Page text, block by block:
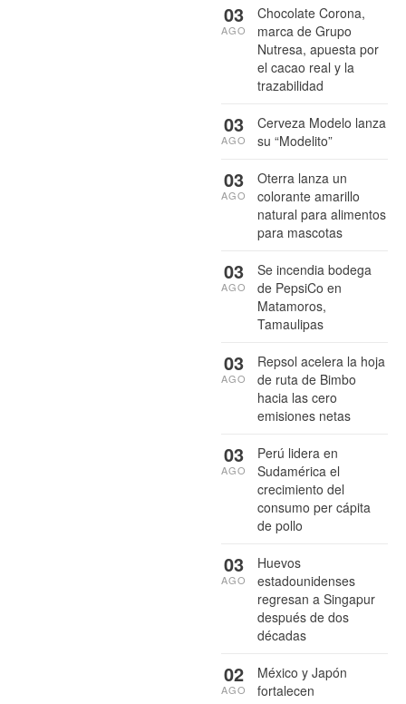
Chocolate Corona,
marca de Grupo
Nutresa, apuesta por
el cacao real y la
trazabilidad
03
AGO
Cerveza Modelo lanza
su “Modelito”
03
AGO
Oterra lanza un
colorante amarillo
natural para alimentos
para mascotas
03
AGO
Se incendia bodega
de PepsiCo en
Matamoros,
Tamaulipas
03
AGO
Repsol acelera la hoja
de ruta de Bimbo
hacia las cero
emisiones netas
03
AGO
Perú lidera en
Sudamérica el
crecimiento del
consumo per cápita
de pollo
03
AGO
Huevos
estadounidenses
regresan a Singapur
después de dos
décadas
03
AGO
México y Japón
fortalecen
02
AGO